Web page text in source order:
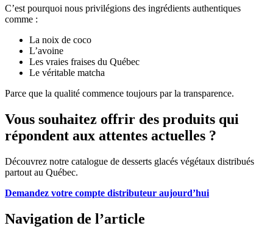
C’est pourquoi nous privilégions des ingrédients authentiques
comme :
La noix de coco
L’avoine
Les vraies fraises du Québec
Le véritable matcha
Parce que la qualité commence toujours par la transparence.
Vous souhaitez offrir des produits qui
répondent aux attentes actuelles ?
Découvrez notre catalogue de desserts glacés végétaux distribués
partout au Québec.
Demandez votre compte distributeur aujourd’hui
Navigation de l’article